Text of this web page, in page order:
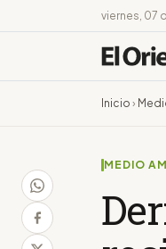
viernes, 07
Inicio ›
MEDIO